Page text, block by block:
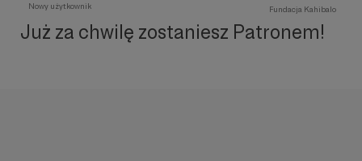
Nowy użytkownik Fundacja Kahibalo
Już za chwilę zostaniesz Patronem!